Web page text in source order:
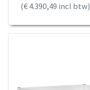
(€ 4.390,49 incl btw)